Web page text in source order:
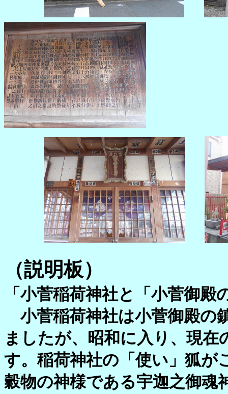
（説明板）
「小菅稲荷神社と「小菅御殿
小菅稲荷神社は小菅御殿の
ましたが、昭和に入り、現
す。稲荷神社の「使い」狐が
穀物の神様である宇迦之御